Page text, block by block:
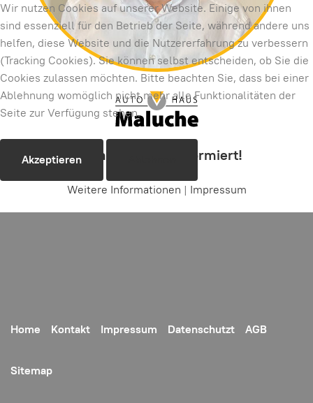
Roland Maluche informiert!
Home Kontakt Impressum Datenschutzt AGB
Sitemap
Wir nutzen Cookies auf unserer Website. Einige von ihnen
sind essenziell für den Betrieb der Seite, während andere uns
helfen, diese Website und die Nutzererfahrung zu verbessern
(Tracking Cookies). Sie können selbst entscheiden, ob Sie die
Cookies zulassen möchten. Bitte beachten Sie, dass bei einer
Ablehnung womöglich nicht mehr alle Funktionalitäten der
Seite zur Verfügung stehen.
Akzeptieren
Weitere Informationen | Impressum